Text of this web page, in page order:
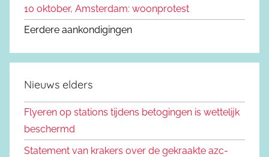
10 oktober, Amsterdam: woonprotest
Eerdere aankondigingen
Nieuws elders
Flyeren op stations tijdens betogingen is wettelijk
beschermd
Statement van krakers over de gekraakte azc-